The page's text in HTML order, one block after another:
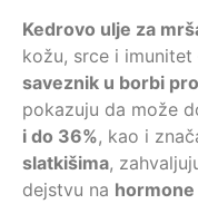
Kedrovo ulje za
kožu, srce i
saveznik u borbi
pokazuju da može
i do 36%, kao i
slatkišima,
dejstvu na